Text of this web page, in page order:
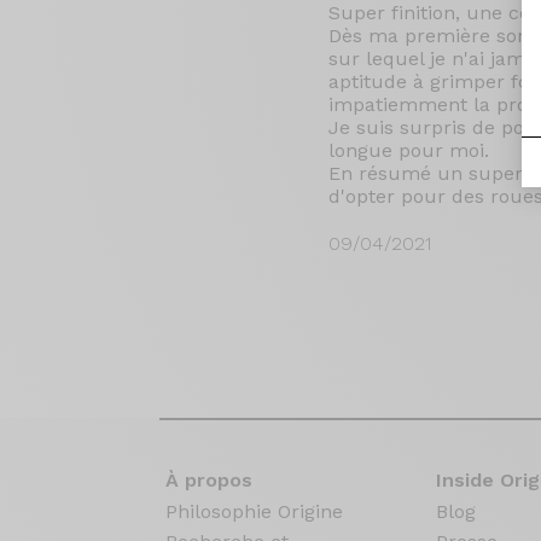
Super finition, une
Dès ma première
sur lequel je n'ai
aptitude à grimper
impatiemment la
Je suis surpris de
longue pour moi.
En résumé un super
d'opter pour des
09/04/2021
À propos
Philosophie Origine
Inside
Blog